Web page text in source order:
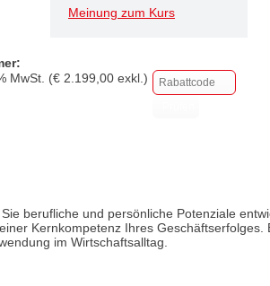
Meinung zum Kurs
MwSt. (€ 2.199,00 exkl.)
berufliche und persönliche Potenziale
Kernkompetenz Ihres
im Wirtschaftsalltag.